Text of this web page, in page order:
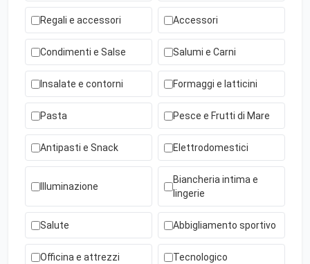
Regali e accessori Accessori
Condimenti e Salse Salumi e Carni
Insalate e contorni Formaggi e latticini
Pasta Pesce e Frutti di Mare
Antipasti e Snack Elettrodomestici
Illuminazione
Biancheria intima e
lingerie
Salute Abbigliamento sportivo
Officina e attrezzi Tecnologico